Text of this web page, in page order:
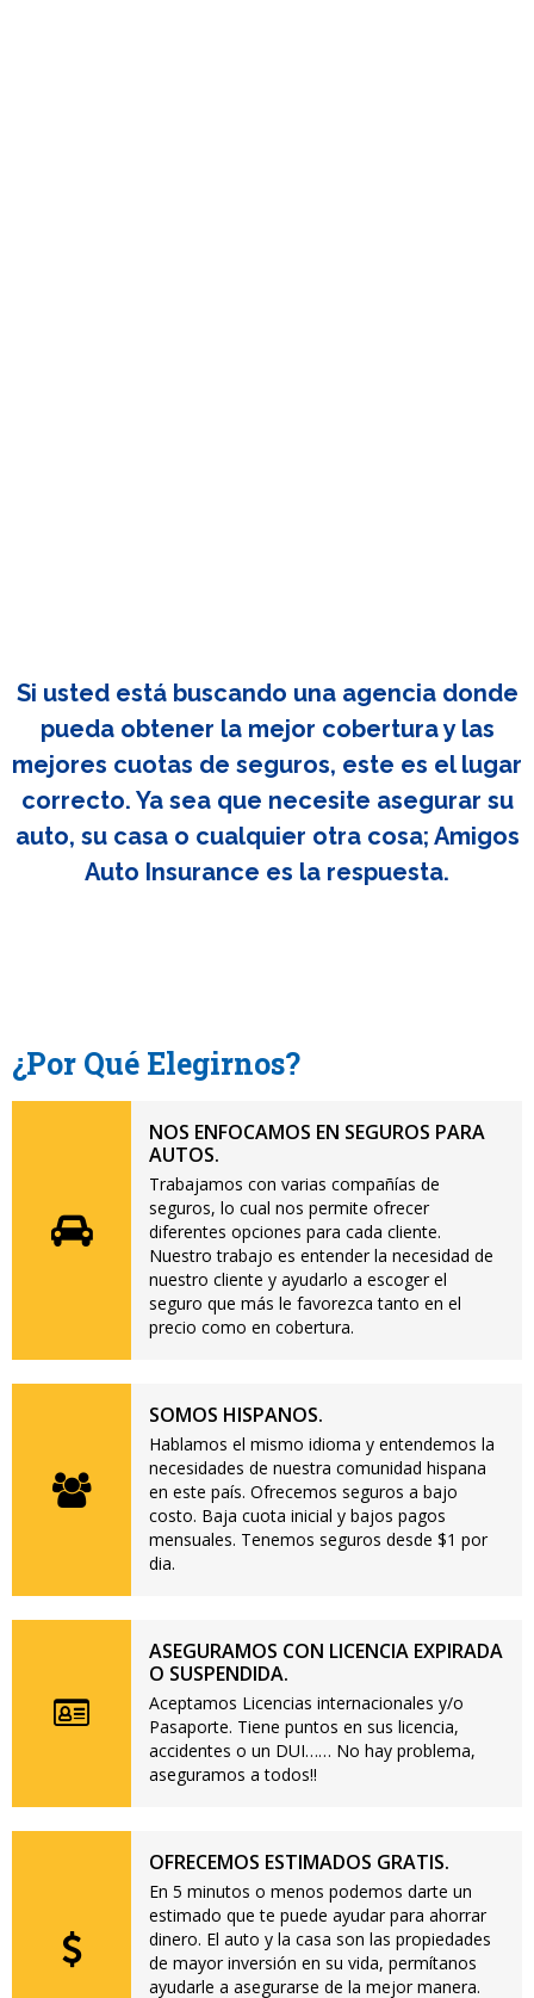
Si usted está buscando una agencia donde
pueda obtener la mejor cobertura y las
mejores cuotas de seguros, este es el lugar
correcto. Ya sea que necesite asegurar su
auto, su casa o cualquier otra cosa; Amigos
Auto Insurance es la respuesta.
¿Por Qué Elegirnos?
NOS ENFOCAMOS EN SEGUROS PARA
AUTOS.
Trabajamos con varias compañías de
seguros, lo cual nos permite ofrecer
diferentes opciones para cada cliente.
Nuestro trabajo es entender la necesidad de
nuestro cliente y ayudarlo a escoger el
seguro que más le favorezca tanto en el
precio como en cobertura.
SOMOS HISPANOS.
Hablamos el mismo idioma y entendemos la
necesidades de nuestra comunidad hispana
en este país. Ofrecemos seguros a bajo
costo. Baja cuota inicial y bajos pagos
mensuales. Tenemos seguros desde $1 por
dia.
ASEGURAMOS CON LICENCIA EXPIRADA
O SUSPENDIDA.
Aceptamos Licencias internacionales y/o
Pasaporte. Tiene puntos en sus licencia,
accidentes o un DUI…… No hay problema,
aseguramos a todos!!
OFRECEMOS ESTIMADOS GRATIS.
En 5 minutos o menos podemos darte un
estimado que te puede ayudar para ahorrar
dinero. El auto y la casa son las propiedades
de mayor inversión en su vida, permítanos
ayudarle a asegurarse de la mejor manera.